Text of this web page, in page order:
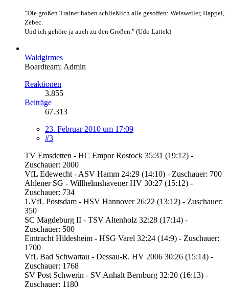
"Die großen Trainer haben schließlich alle gesoffen: Weisweiler, Happel,
Zebec.
Und ich gehöre ja auch zu den Großen." (Udo Lattek)
Waldgirmes
Boardteam: Admin
Reaktionen
3.855
Beiträge
67.313
23. Februar 2010 um 17:09
#3
TV Emsdetten - HC Empor Rostock 35:31 (19:12) -
Zuschauer: 2000
VfL Edewecht - ASV Hamm 24:29 (14:10) - Zuschauer: 700
Ahlener SG - Willhelmshavener HV 30:27 (15:12) -
Zuschauer: 734
1.VfL Postsdam - HSV Hannover 26:22 (13:12) - Zuschauer:
350
SC Magdeburg II - TSV Altenholz 32:28 (17:14) -
Zuschauer: 500
Eintracht Hildesheim - HSG Varel 32:24 (14:9) - Zuschauer:
1700
VfL Bad Schwartau - Dessau-R. HV 2006 30:26 (15:14) -
Zuschauer: 1768
SV Post Schwerin - SV Anhalt Bernburg 32:20 (16:13) -
Zuschauer: 1180